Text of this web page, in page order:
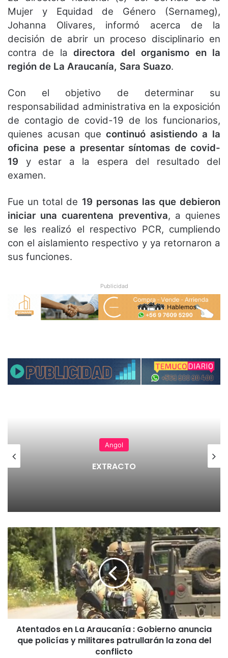
Mujer y Equidad de Género (Sernameg),
Johanna Olivares, informó acerca de la
decisión de abrir un proceso disciplinario en
contra de ladirectora del organismo en la
región de La Araucanía, Sara Suazo.
Con el objetivo de determinar su
responsabilidad administrativa en la exposición
de contagio de covid-19 de los funcionarios,
quienes acusan que continuó asistiendo a la
oficina pese a presentar síntomas de covid-
19 y estar a la espera del resultado del
examen.
Fue un total de 19 personas las que debieron
iniciar una cuarentena preventiva, a quienes
se les realizó el respectivo PCR, cumpliendo
con el aislamiento respectivo y ya retornaron a
sus funciones.
Publicidad
Angol
EXTRACTO
A
t
e
n
t
a
d
o
s
Atentados en La Araucanía : Gobierno anuncia
que policías y militares patrullarán la zona del
conflicto